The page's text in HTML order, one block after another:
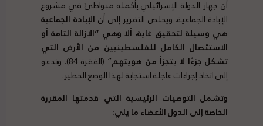
أن جهاز الدولة الإسرائيلي بأكمله متواطئ في مشروع
الإبادة الجماعية. ويخلص التقرير إلى أن الإبادة الجماعية
هي وسيلة لتحقيق غاية، ألا وهي “الإزالة التامة أو
الاستئصال الكامل للفلسطينيين من الأرض التي
تشكل جزءًا لا يتجزأ من هويتهم
” (الفقرة 84). وتدعو
إلى اتخاذ إجراءات عاجلة استجابة لهذا الوضع الخطير.
وتشمل التوصيات الرئيسية التي قدمتها المقررة
الخاصة إلى الدول الأعضاء ما يلي: